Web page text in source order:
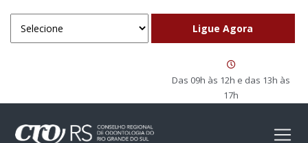
Das 09h às 12h e das 13h às
17h